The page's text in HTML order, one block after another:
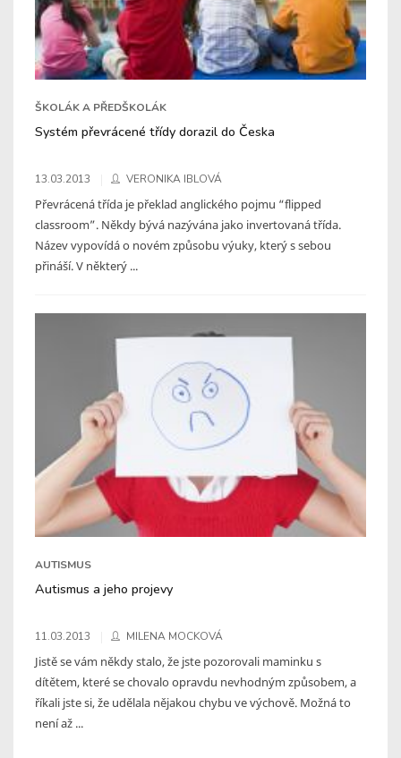
ŠKOLÁK A PŘEDŠKOLÁK
Systém převrácené třídy dorazil do Česka
13.03.2013 VERONIKA IBLOVÁ
Převrácená třída je překlad anglického pojmu “flipped
classroom”. Někdy bývá nazývána jako invertovaná třída.
Název vypovídá o novém způsobu výuky, který s sebou
přináší. V některý ...
AUTISMUS
Autismus a jeho projevy
11.03.2013 MILENA MOCKOVÁ
Jistě se vám někdy stalo, že jste pozorovali maminku s
dítětem, které se chovalo opravdu nevhodným způsobem, a
říkali jste si, že udělala nějakou chybu ve výchově. Možná to
není až ...